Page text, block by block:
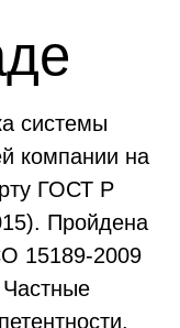
системы
компании на
ГОСТ Р
Пройдена
15189-2009